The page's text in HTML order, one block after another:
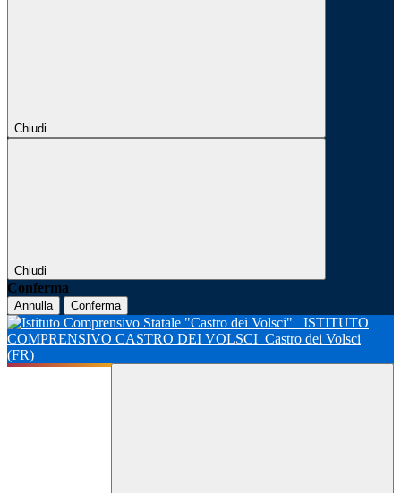
Chiudi
Chiudi
Conferma
Annulla Conferma
ISTITUTO
COMPRENSIVO CASTRO DEI VOLSCI Castro dei Volsci
(FR)